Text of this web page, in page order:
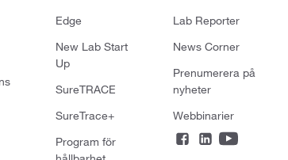
Edge
New Lab Start
Up
SureTRACE
SureTrace+
Program för
Lab Reporter
News Corner
Prenumerera på
nyheter
Webbinarier